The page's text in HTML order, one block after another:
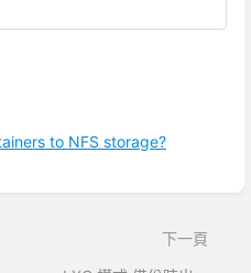
to NFS storage?
下一頁